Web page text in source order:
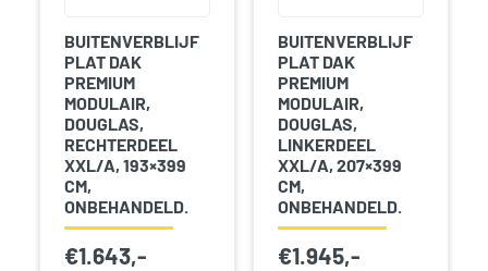
BUITENVERBLIJF
PLAT DAK
PREMIUM
MODULAIR,
DOUGLAS,
RECHTERDEEL
XXL/A, 193×399
CM,
ONBEHANDELD.
€1.643,-
BUITENVERBLIJF
PLAT DAK
PREMIUM
MODULAIR,
DOUGLAS,
LINKERDEEL
XXL/A, 207×399
CM,
ONBEHANDELD.
€1.945,-